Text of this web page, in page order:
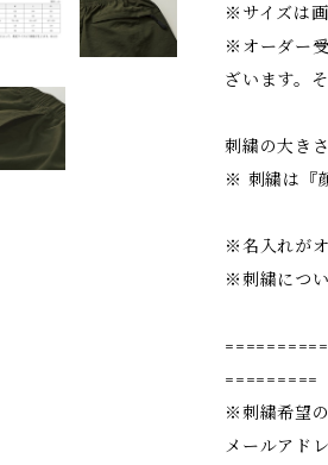
※サイズは画
※オーダー
ざいます。
刺繍の大き
※ 刺繍は『
※名入れがオ
※刺繍につ
=========
※刺繍希望
メールアド